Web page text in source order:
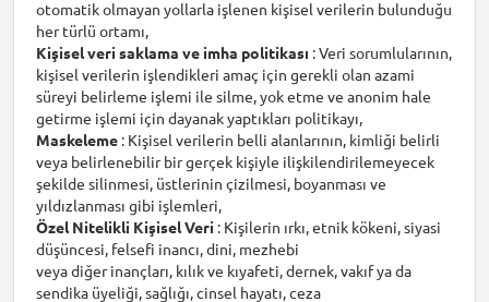
otomatik olmayan yollarla işlenen kişisel verilerin bulunduğu
her türlü ortamı,
Kişisel veri saklama ve imha politikası : Veri sorumlularının,
kişisel verilerin işlendikleri amaç için gerekli olan azami
süreyi belirleme işlemi ile silme, yok etme ve anonim hale
getirme işlemi için dayanak yaptıkları politikayı,
Maskeleme : Kişisel verilerin belli alanlarının, kimliği belirli
veya belirlenebilir bir gerçek kişiyle ilişkilendirilemeyecek
şekilde silinmesi, üstlerinin çizilmesi, boyanması ve
yıldızlanması gibi işlemleri,
Özel Nitelikli Kişisel Veri : Kişilerin ırkı, etnik kökeni, siyasi
düşüncesi, felsefi inancı, dini, mezhebi
veya diğer inançları, kılık ve kıyafeti, dernek, vakıf ya da
sendika üyeliği, sağlığı, cinsel hayatı, ceza